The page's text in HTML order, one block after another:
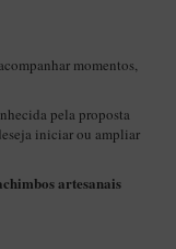
momentos,
pela proposta
iniciar ou ampliar
artesanais